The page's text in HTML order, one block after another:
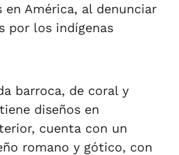
en América, al denunciar
por los indígenas
barroca, de coral y
diseños en
cuenta con un
romano y gótico, con